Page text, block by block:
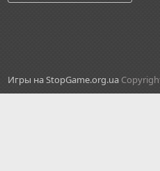
Игры на StopGame.org.ua